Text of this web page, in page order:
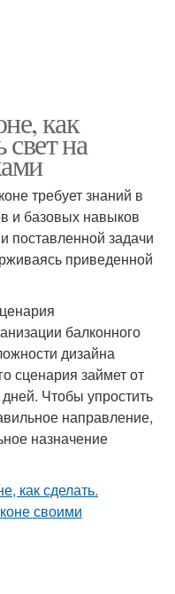
как
свет на
требует знаний в
и базовых навыков
поставленной задачи
приведенной
балконного
дизайна
сценария займет от
Чтобы упростить
направление,
назначение